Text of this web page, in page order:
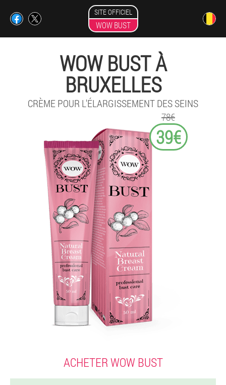
SITE OFFICIEL
WOW BUST
WOW BUST À
BRUXELLES
CRÈME POUR L'ÉLARGISSEMENT DES SEINS
78€
39€
ACHETER WOW BUST